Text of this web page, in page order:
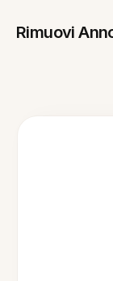
Rimuovi